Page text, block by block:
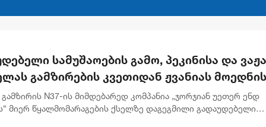
სამუშაოების გამო, პეკინისა და
გამზირების კვეთიდან ჟვანიას მოედნის
მოძრაობა დროებით შეიზღუდება
გამზირის N37-ის მიმდებარედ კომპანია „ჯორჯიან უეთერ ენდ
მიერ წყალმომარაგების ქსელზე დაგეგმილი გადაუდებელი